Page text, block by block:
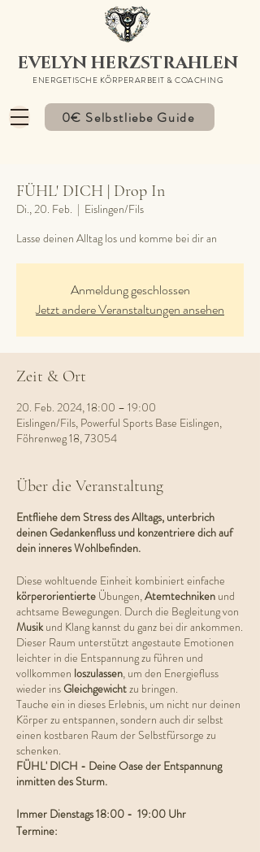
ENERGETISCHE KÖRPERARBEIT & COACHING
EVELYN HERZSTRAHLEN
0€ Selbstliebe Guide
FÜHL' DICH | Drop In
Di., 20. Feb.
  |
Eislingen/Fils
Lasse deinen Alltag los und komme bei dir an
Anmeldung geschlossen
Jetzt andere Veranstaltungen ansehen
Zeit & Ort
20. Feb. 2024, 18:00 – 19:00
Eislingen/Fils, Powerful Sports Base Eislingen,
Föhrenweg 18, 73054
Über die Veranstaltung
Entfliehe dem Stress des Alltags, unterbrich
deinen Gedankenfluss und konzentriere dich auf
dein inneres Wohlbefinden.
Diese wohltuende Einheit kombiniert einfache
körperorientierte Übungen,Atemtechniken und
achtsame Bewegungen. Durch die Begleitung von
Musikund Klang kannst du ganz bei dir ankommen.
Dieser Raum unterstützt angestaute Emotionen
leichter in die Entspannung zu führen und
vollkommen loszulassen, um den Energiefluss
wieder insGleichgewichtzu bringen.
Tauche ein in dieses Erlebnis, um nicht nur deinen
Körper zu entspannen, sondern auch dir selbst
einen kostbaren Raum der Selbstfürsorge zu
schenken.
FÜHL' DICH - Deine Oase der Entspannung
inmitten des Sturm.
Immer Dienstags 18:00 - 19:00 Uhr
Termine: